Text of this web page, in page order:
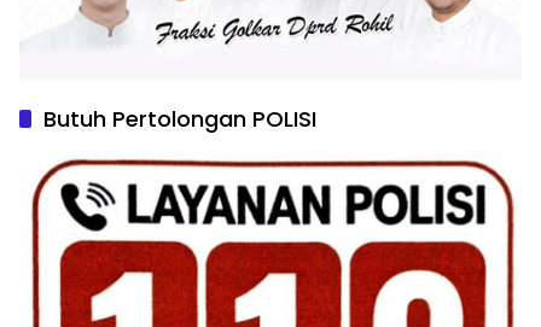
Butuh Pertolongan POLISI